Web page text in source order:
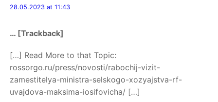
28.05.2023 at 11:43
… [Trackback]
[…] Read More to that Topic:
rossorgo.ru/press/novosti/rabochij-vizit-
zamestitelya-ministra-selskogo-xozyajstva-rf-
uvajdova-maksima-iosifovicha/ […]